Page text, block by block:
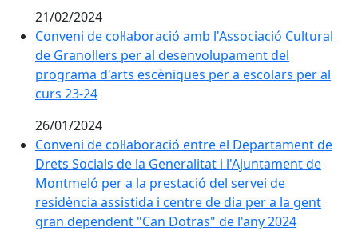
21/02/2024
Conveni de col·laboració amb l'Associació Cultural
de Granollers per al desenvolupament del
programa d'arts escèniques per a escolars per al
curs 23-24
26/01/2024
Conveni de col·laboració entre el Departament de
Drets Socials de la Generalitat i l'Ajuntament de
Montmeló per a la prestació del servei de
residència assistida i centre de dia per a la gent
gran dependent "Can Dotras" de l'any 2024